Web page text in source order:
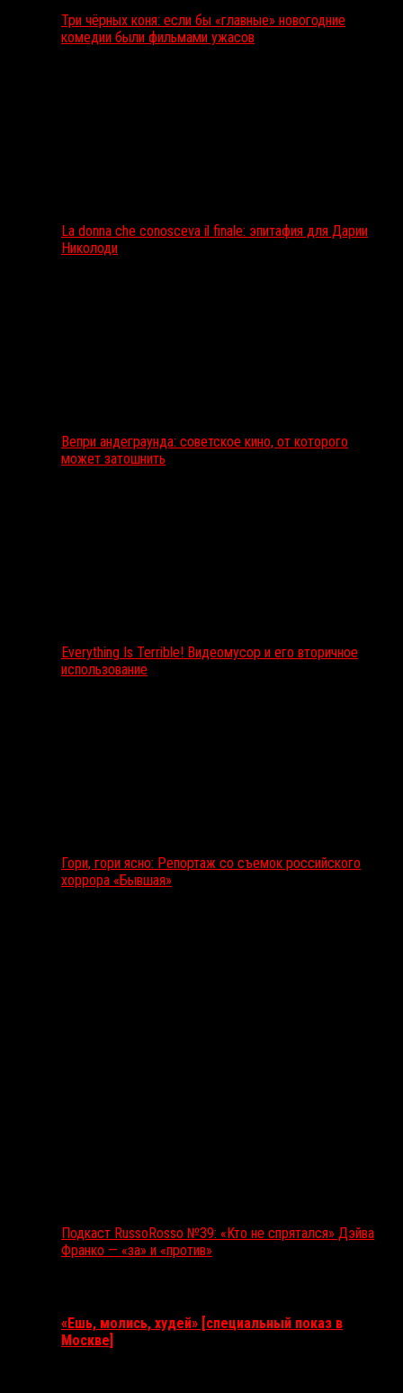
Три чёрных коня: если бы «главные» новогодние
комедии были фильмами ужасов
La donna che conosceva il finale: эпитафия для Дарии
Николоди
Вепри андеграунда: советское кино, от которого
может затошнить
Everything Is Terrible! Видеомусор и его вторичное
использование
Гори, гори ясно: Репортаж со съемок российского
хоррора «Бывшая»
Подкаст RussoRosso №39: «Кто не спрятался» Дэйва
Франко — «за» и «против»
«Ешь, молись, худей» [специальный показ в
Москве]